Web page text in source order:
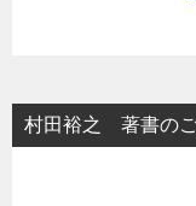
村田裕之 著書の